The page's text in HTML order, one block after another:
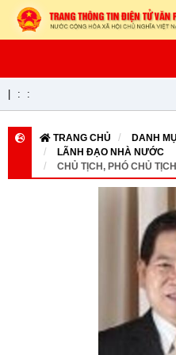
: :
TRANG CHỦ
DANH
LÃNH ĐẠO NHÀ NƯỚC
CHỦ TỊCH, PHÓ CHỦ